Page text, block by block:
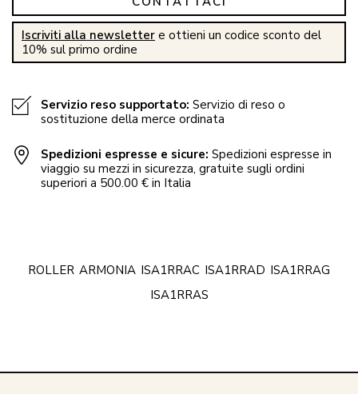
Iscriviti alla newsletter e ottieni un codice sconto del
10% sul primo ordine
Servizio reso supportato: Servizio di reso o
sostituzione della merce ordinata
Spedizioni espresse e sicure: Spedizioni espresse in
viaggio su mezzi in sicurezza, gratuite sugli ordini
superiori a 500.00 € in Italia
ROLLER ARMONIA ISA1RRAC ISA1RRAD ISA1RRAG
ISA1RRAS